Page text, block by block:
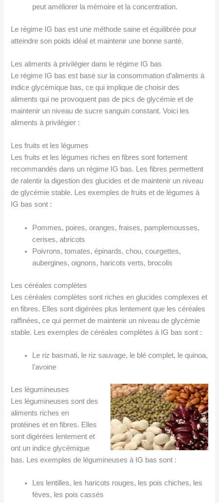
peut améliorer la mémoire et la concentration.
Le régime IG bas est une méthode saine et équilibrée pour
atteindre son poids idéal et maintenir une bonne santé.
Les aliments à privilégier dans le régime IG bas
Le régime IG bas est basé sur la consommation d’aliments à
indice glycémique bas, ce qui implique de choisir des
aliments qui ne provoquent pas de pics de glycémie et de
maintenir un niveau de sucre sanguin constant. Voici les
aliments à privilégier :
Les fruits et les légumes
Les fruits et les légumes riches en fibres sont fortement
recommandés dans un régime IG bas. Les fibres permettent
de ralentir la digestion des glucides et de maintenir un niveau
de glycémie stable. Les exemples de fruits et de légumes à
IG bas sont :
Pommes, poires, oranges, fraises, pamplemousses,
cerises, abricots
Poivrons, tomates, épinards, chou, courgettes,
aubergines, oignons, haricots verts, brocolis
Les céréales complètes
Les céréales complètes sont riches en glucides complexes et
en fibres. Elles sont digérées plus lentement que les céréales
raffinées, ce qui permet de maintenir un niveau de glycémie
stable. Les exemples de céréales complètes à IG bas sont :
Le riz basmati, le riz sauvage, le blé complet, le quinoa,
l’avoine
Les légumineuses
Les légumineuses sont des
aliments riches en
protéines et en fibres. Elles
sont digérées lentement et
ont un indice glycémique
bas. Les exemples de légumineuses à IG bas sont :
Les lentilles, les haricots rouges, les pois chiches, les
fèves, les pois cassés